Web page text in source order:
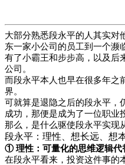
大部分熟悉段永平的人其实对
东一家小公司的员工到一个濒
有了小霸王和步步高，以及后
公司。
而段永平本人也早在很多年之
界。
可就算是退隐之后的段永平，
成功，那便是成为了一位职业
那么，是什么驱使段永平实现
段永平：理性、想长远、想
① 理性：可量化的思维逻辑代
在段永平看来，投资这件事的